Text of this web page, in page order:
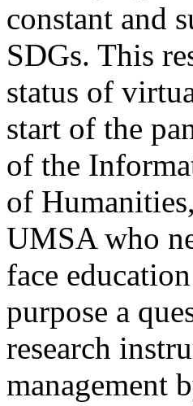
constant and
SDGs. This
status of
start of the
of the
of
UMSA who
face
purpose a
research
management